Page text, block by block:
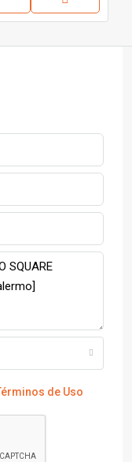
de Uso